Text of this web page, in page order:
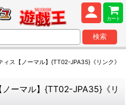
カート
検索
ィス【ノーマル】{TT02-JPA35}《リンク》
ーマル】{TT02-JPA35}《リ